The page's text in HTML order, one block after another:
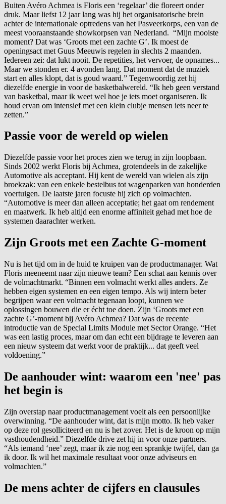
Buiten Avéro Achmea is Floris een ‘regelaar’ die floreert onder
druk. Maar liefst 12 jaar lang was hij het organisatorische brein
achter de internationale optredens van het Pasveerkorps, een van de
meest vooraanstaande showkorpsen van Nederland. “Mijn mooiste
moment? Dat was ‘Groots met een zachte G’. Ik moest de
openingsact met Guus Meeuwis regelen in slechts 2 maanden.
Iedereen zei: dat lukt nooit. De repetities, het vervoer, de opnames...
Maar we stonden er. 4 avonden lang. Dat moment dat de muziek
start en alles klopt, dat is goud waard.” Tegenwoordig zet hij
diezelfde energie in voor de basketbalwereld. “Ik heb geen verstand
van basketbal, maar ik weet wel hoe je iets moet organiseren. Ik
houd ervan om intensief met een klein clubje mensen iets neer te
zetten.”
Passie voor de wereld op wielen
Diezelfde passie voor het proces zien we terug in zijn loopbaan.
Sinds 2002 werkt Floris bij Achmea, grotendeels in de zakelijke
Automotive als acceptant. Hij kent de wereld van wielen als zijn
broekzak: van een enkele bestelbus tot wagenparken van honderden
voertuigen. De laatste jaren focuste hij zich op volmachten.
“Automotive is meer dan alleen acceptatie; het gaat om rendement
en maatwerk. Ik heb altijd een enorme affiniteit gehad met hoe de
systemen daarachter werken.
Zijn Groots met een Zachte G-moment
Nu is het tijd om in de huid te kruipen van de productmanager. Wat
Floris meeneemt naar zijn nieuwe team? Een schat aan kennis over
de volmachtmarkt. “Binnen een volmacht werkt alles anders. Ze
hebben eigen systemen en een eigen tempo. Als wij intern beter
begrijpen waar een volmacht tegenaan loopt, kunnen we
oplossingen bouwen die er écht toe doen. Zijn ‘Groots met een
zachte G’-moment bij Avéro Achmea? Dat was de recente
introductie van de Special Limits Module met Sector Orange. “Het
was een lastig proces, maar om dan echt een bijdrage te leveren aan
een nieuw systeem dat werkt voor de praktijk... dat geeft veel
voldoening.”
De aanhouder wint: waarom een 'nee' pas
het begin is
Zijn overstap naar productmanagement voelt als een persoonlijke
overwinning. “De aanhouder wint, dat is mijn motto. Ik heb vaker
op deze rol gesolliciteerd en nu is het zover. Het is de kroon op mijn
vasthoudendheid.” Diezelfde drive zet hij in voor onze partners.
“Als iemand ‘nee’ zegt, maar ik zie nog een sprankje twijfel, dan ga
ik door. Ik wil het maximale resultaat voor onze adviseurs en
volmachten.”
De mens achter de cijfers en clausules